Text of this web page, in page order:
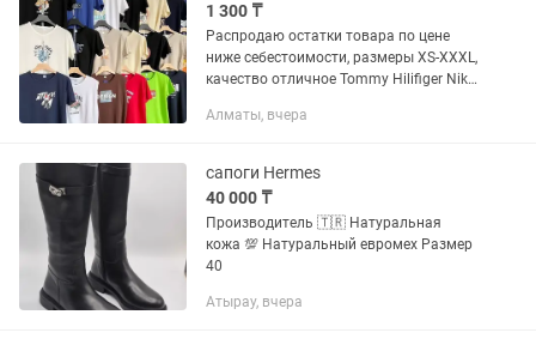
1 300 ₸
Распродаю остатки товара по цене
ниже себестоимости, размеры XS-XXXL,
качество отличное Tommy Hilifiger Nike
Air max Hermes Prada Gucci Guess Ufc
Алматы, вчера
сапоги Hermes
40 000 ₸
Производитель 🇹🇷 Натуральная
кожа 💯 Натуральный евромех Размер
40
Атырау, вчера